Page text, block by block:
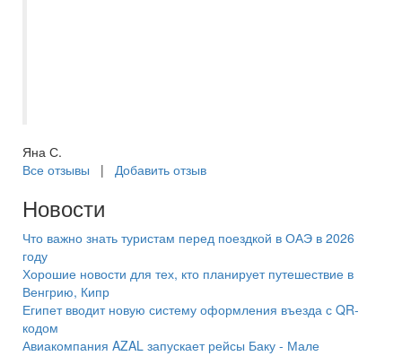
Яна С.
Все отзывы | Добавить отзыв
Новости
Что важно знать туристам перед поездкой в ОАЭ в 2026
году
Хорошие новости для тех, кто планирует путешествие в
Венгрию, Кипр
Египет вводит новую систему оформления въезда с QR-
кодом
Авиакомпания AZAL запускает рейсы Баку - Мале